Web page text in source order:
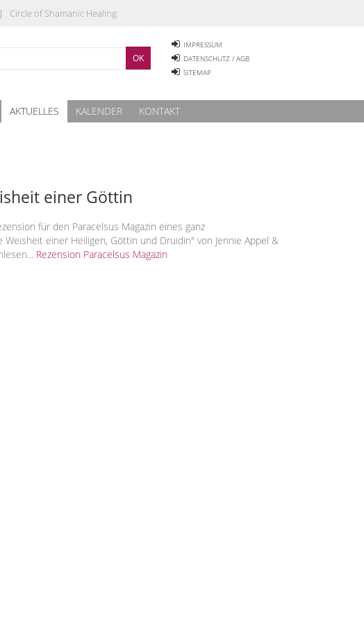
Circle of Shamanic Healing
IMPRESSUM
DATENSCHUTZ / AGB
SITEMAP
AKTUELLES KALENDER KONTAKT
einer Göttin
für den Paracelsus Magazin eines ganz
einer Heiligen, Göttin und Druidin" von Jennie Appel &
Rezension Paracelsus Magazin